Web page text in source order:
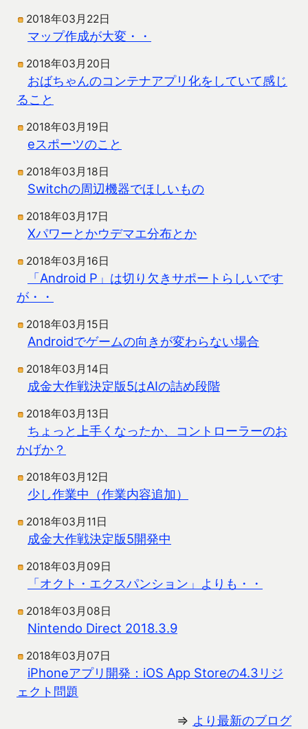
2018年03月22日
マップ作成が大変・・
2018年03月20日
おばちゃんのコンテナアプリ化をしていて感じ
ること
2018年03月19日
eスポーツのこと
2018年03月18日
Switchの周辺機器でほしいもの
2018年03月17日
Xパワーとかウデマエ分布とか
2018年03月16日
「Android P」は切り欠きサポートらしいです
が・・
2018年03月15日
Androidでゲームの向きが変わらない場合
2018年03月14日
成金大作戦決定版5はAIの詰め段階
2018年03月13日
ちょっと上手くなったか、コントローラーのお
かげか？
2018年03月12日
少し作業中（作業内容追加）
2018年03月11日
成金大作戦決定版5開発中
2018年03月09日
「オクト・エクスパンション」よりも・・
2018年03月08日
Nintendo Direct 2018.3.9
2018年03月07日
iPhoneアプリ開発：iOS App Storeの4.3リジ
ェクト問題
⇒ より最新のブログ